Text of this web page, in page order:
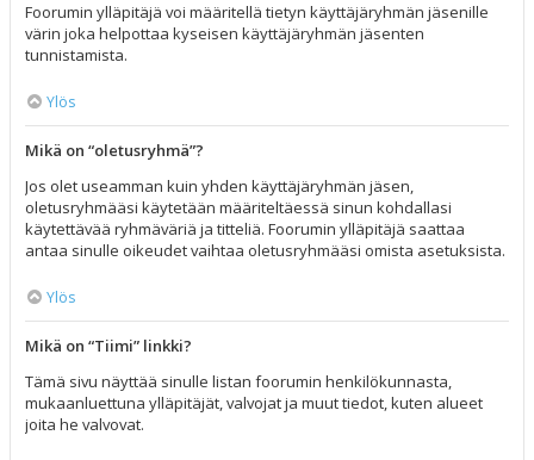
Foorumin ylläpitäjä voi määritellä tietyn käyttäjäryhmän jäsenille
värin joka helpottaa kyseisen käyttäjäryhmän jäsenten
tunnistamista.
Ylös
Mikä on “oletusryhmä”?
Jos olet useamman kuin yhden käyttäjäryhmän jäsen,
oletusryhmääsi käytetään määriteltäessä sinun kohdallasi
käytettävää ryhmäväriä ja titteliä. Foorumin ylläpitäjä saattaa
antaa sinulle oikeudet vaihtaa oletusryhmääsi omista asetuksista.
Ylös
Mikä on “Tiimi” linkki?
Tämä sivu näyttää sinulle listan foorumin henkilökunnasta,
mukaanluettuna ylläpitäjät, valvojat ja muut tiedot, kuten alueet
joita he valvovat.